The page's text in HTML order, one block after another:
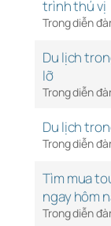
trình thú vị
Trong diễn
Du lịch
lỡ
Trong diễn
Du lịch
Trong diễn
Tìm mua
ngay hôm
Trong diễn